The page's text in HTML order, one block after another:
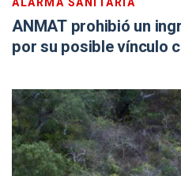
ANMAT prohibió un
por su posible vínculo